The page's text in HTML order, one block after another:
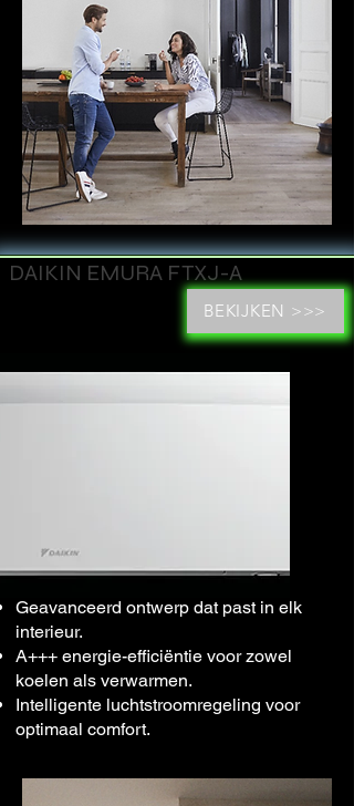
DAIKIN EMURA FTXJ-A
BEKIJKEN >>>
Geavanceerd ontwerp dat past in elk
interieur.
A+++ energie-efficiëntie voor zowel
koelen als verwarmen.
Intelligente luchtstroomregeling voor
optimaal comfort.